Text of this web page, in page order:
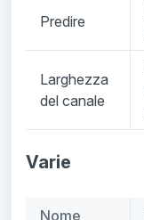
Predire
Larghezza
del canale
Varie
Nome